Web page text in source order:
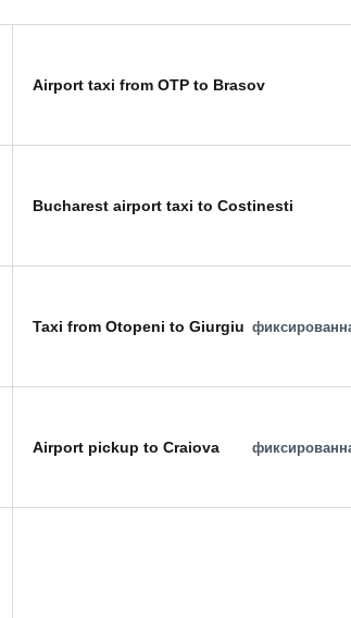
Airport taxi from OTP to Brasov
Bucharest airport taxi to Costinesti
Taxi from Otopeni to Giurgiu
Airport pickup to Craiova